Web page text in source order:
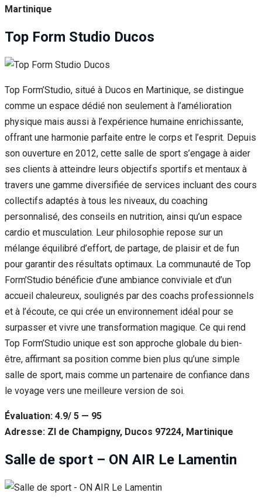
Martinique
Top Form Studio Ducos
Top Form’Studio, situé à Ducos en Martinique, se distingue
comme un espace dédié non seulement à l’amélioration
physique mais aussi à l’expérience humaine enrichissante,
offrant une harmonie parfaite entre le corps et l’esprit. Depuis
son ouverture en 2012, cette salle de sport s’engage à aider
ses clients à atteindre leurs objectifs sportifs et mentaux à
travers une gamme diversifiée de services incluant des cours
collectifs adaptés à tous les niveaux, du coaching
personnalisé, des conseils en nutrition, ainsi qu’un espace
cardio et musculation. Leur philosophie repose sur un
mélange équilibré d’effort, de partage, de plaisir et de fun
pour garantir des résultats optimaux. La communauté de Top
Form’Studio bénéficie d’une ambiance conviviale et d’un
accueil chaleureux, soulignés par des coachs professionnels
et à l’écoute, ce qui crée un environnement idéal pour se
surpasser et vivre une transformation magique. Ce qui rend
Top Form’Studio unique est son approche globale du bien-
être, affirmant sa position comme bien plus qu’une simple
salle de sport, mais comme un partenaire de confiance dans
le voyage vers une meilleure version de soi.
Évaluation: 4.9/ 5 — 95
Adresse: ZI de Champigny, Ducos 97224, Martinique
Salle de sport – ON AIR Le Lamentin